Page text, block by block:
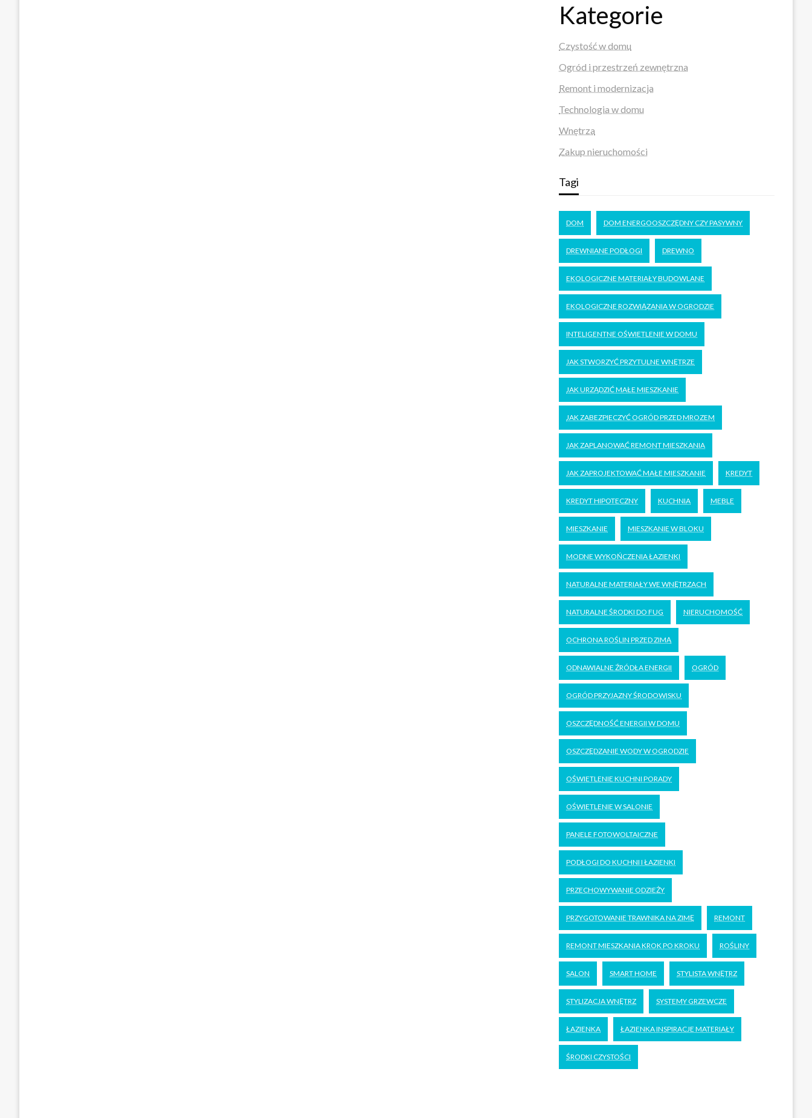
Kategorie
Czystość w domu
Ogród i przestrzeń zewnętrzna
Remont i modernizacja
Technologia w domu
Wnętrza
Zakup nieruchomości
Tagi
DOM DOM ENERGOOSZCZĘDNY CZY PASYWNY
DREWNIANE PODŁOGI DREWNO
EKOLOGICZNE MATERIAŁY BUDOWLANE
EKOLOGICZNE ROZWIĄZANIA W OGRODZIE
INTELIGENTNE OŚWIETLENIE W DOMU
JAK STWORZYĆ PRZYTULNE WNĘTRZE
JAK URZĄDZIĆ MAŁE MIESZKANIE
JAK ZABEZPIECZYĆ OGRÓD PRZED MROZEM
JAK ZAPLANOWAĆ REMONT MIESZKANIA
JAK ZAPROJEKTOWAĆ MAŁE MIESZKANIE KREDYT
KREDYT HIPOTECZNY KUCHNIA MEBLE
MIESZKANIE MIESZKANIE W BLOKU
MODNE WYKOŃCZENIA ŁAZIENKI
NATURALNE MATERIAŁY WE WNĘTRZACH
NATURALNE ŚRODKI DO FUG NIERUCHOMOŚĆ
OCHRONA ROŚLIN PRZED ZIMĄ
ODNAWIALNE ŹRÓDŁA ENERGII OGRÓD
OGRÓD PRZYJAZNY ŚRODOWISKU
OSZCZĘDNOŚĆ ENERGII W DOMU
OSZCZĘDZANIE WODY W OGRODZIE
OŚWIETLENIE KUCHNI PORADY
OŚWIETLENIE W SALONIE
PANELE FOTOWOLTAICZNE
PODŁOGI DO KUCHNI I ŁAZIENKI
PRZECHOWYWANIE ODZIEŻY
PRZYGOTOWANIE TRAWNIKA NA ZIMĘ REMONT
REMONT MIESZKANIA KROK PO KROKU ROŚLINY
SALON SMART HOME STYLISTA WNĘTRZ
STYLIZACJA WNĘTRZ SYSTEMY GRZEWCZE
ŁAZIENKA ŁAZIENKA INSPIRACJE MATERIAŁY
ŚRODKI CZYSTOŚCI